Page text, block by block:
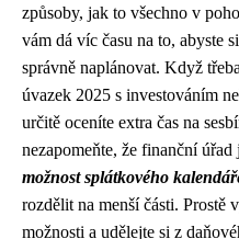
způsoby, jak to všechno v
vám dá víc času na to, abyste
správně naplánovat. Když
úvazek 2025 s investováním
určitě oceníte extra čas na
nezapomeňte, že finanční
možnost splátkového
rozdělit na menší části. Prostě
možnosti a udělejte si z